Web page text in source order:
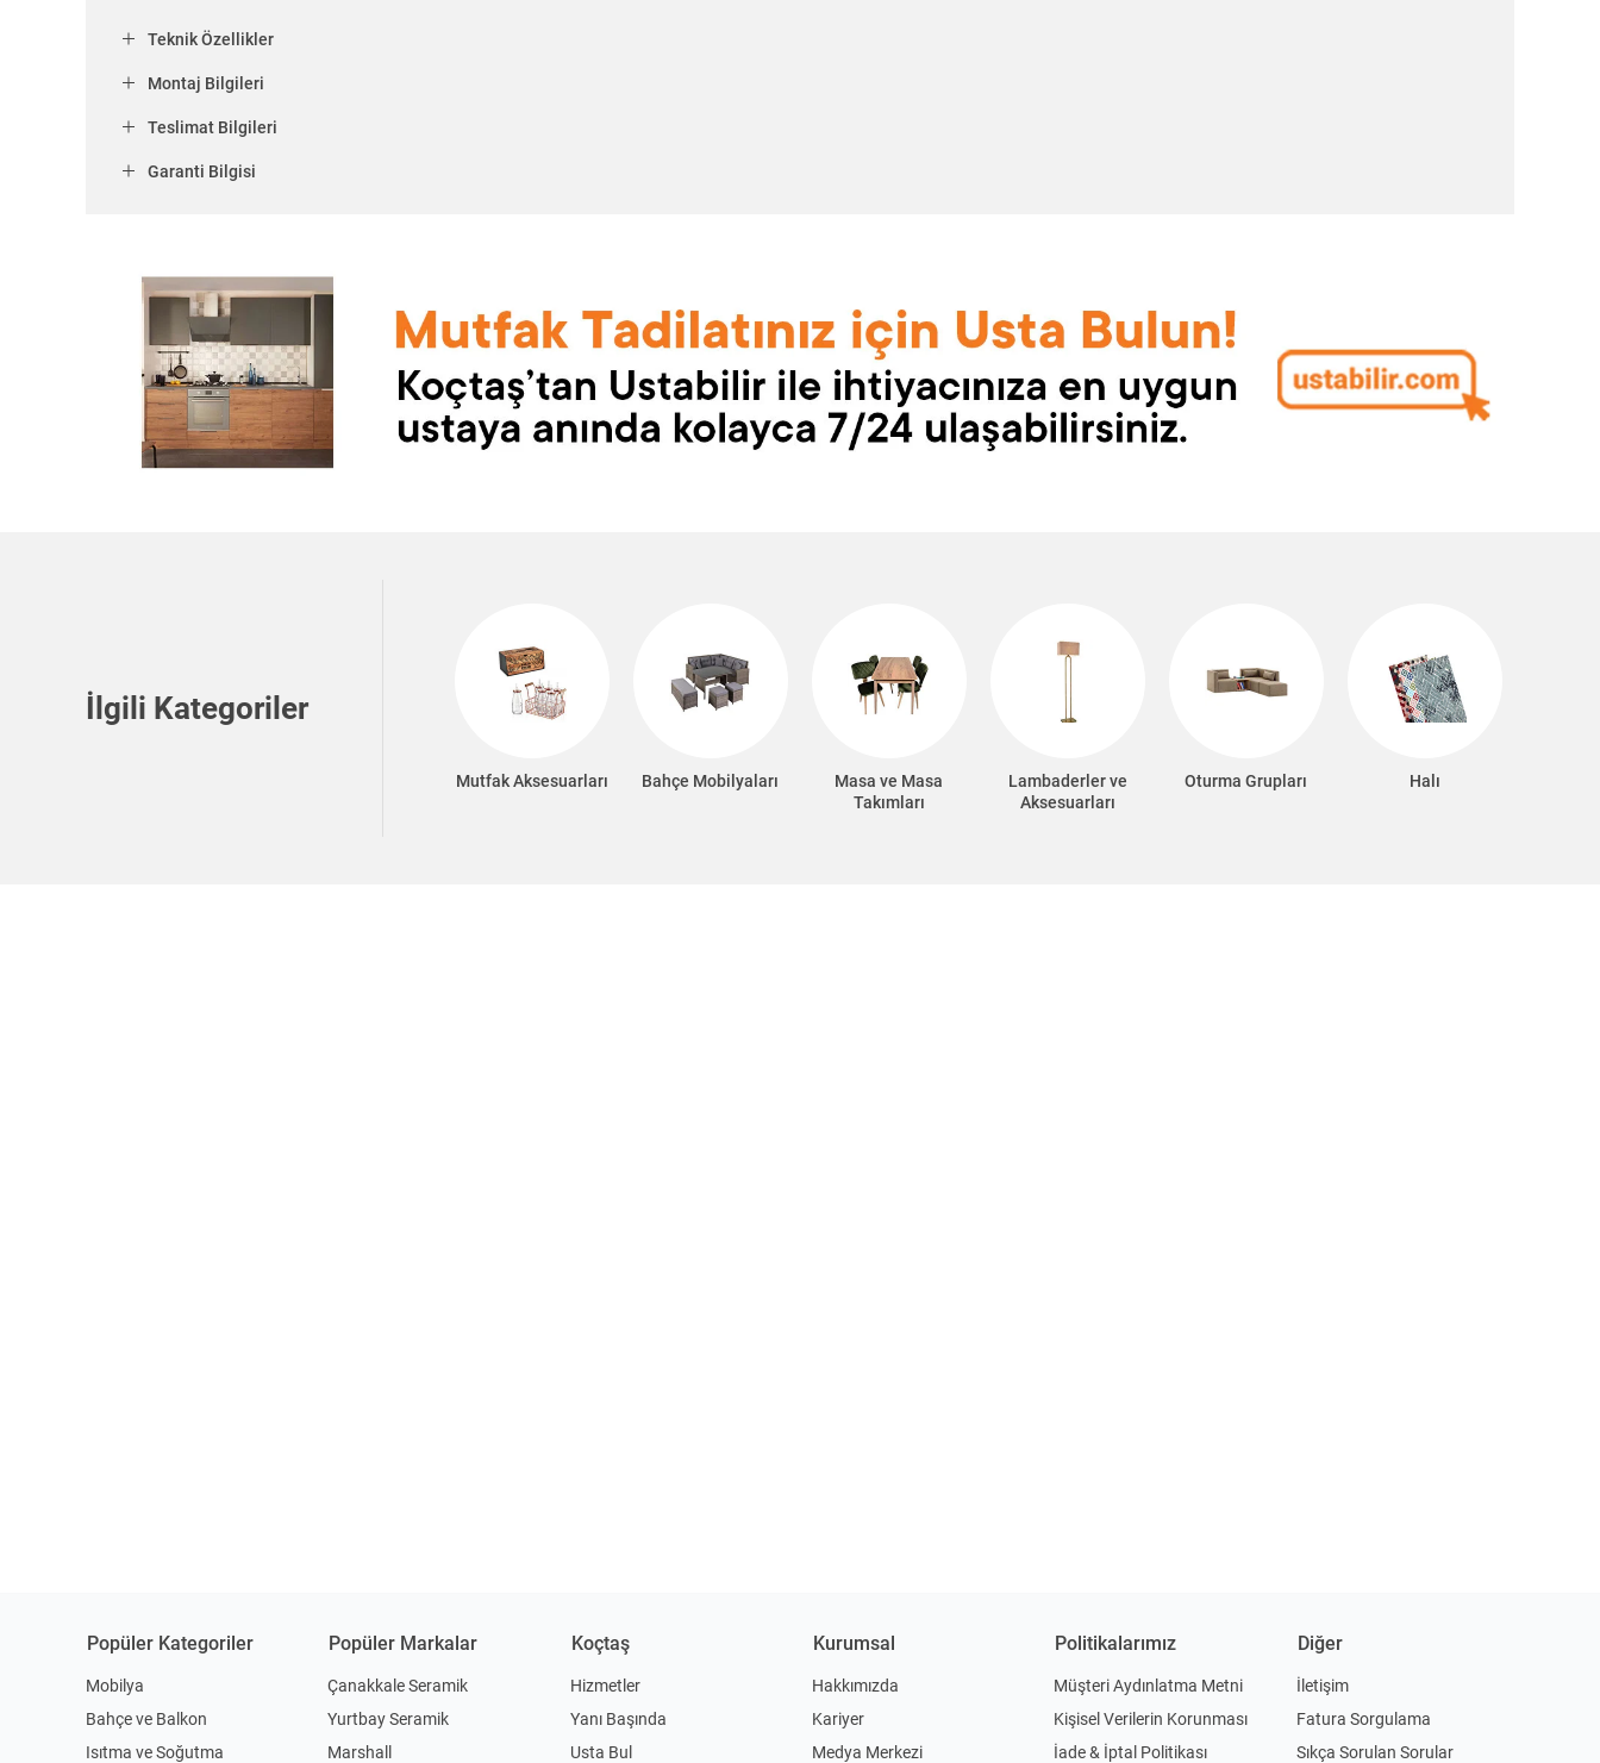
Teknik Özellikler
Montaj Bilgileri
Teslimat Bilgileri
Garanti Bilgisi
İlgili Kategoriler
Mutfak Aksesuarları Bahçe Mobilyaları
Masa ve Masa
Takımları
Lambaderler ve
Aksesuarları
Oturma Grupları Halı
Popüler Kategoriler
Mobilya
Bahçe ve Balkon
Isıtma ve Soğutma
Popüler Markalar
Çanakkale Seramik
Yurtbay Seramik
Marshall
Koçtaş
Hizmetler
Yanı Başında
Usta Bul
Kurumsal
Hakkımızda
Kariyer
Medya Merkezi
Politikalarımız
Müşteri Aydınlatma Metni
Kişisel Verilerin Korunması
İade & İptal Politikası
Diğer
İletişim
Fatura Sorgulama
Sıkça Sorulan Sorular